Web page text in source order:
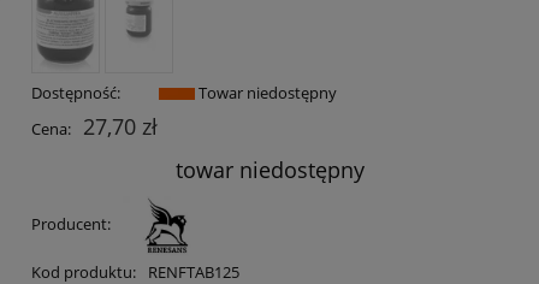
Dostępność:
Towar niedostępny
Cena:
27,70 zł
towar niedostępny
Producent:
Kod produktu: RENFTAB125